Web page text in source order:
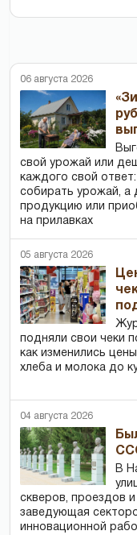
06 августа 2026
свой урожай или
каждого свой
собирать урожай, а
продукцию или
на прилавках
05 августа 2026
подняли свои чеки
как изменились
хлеба и молока до
04 августа 2026
В
скверов, проездов и
заведующая
инновационной